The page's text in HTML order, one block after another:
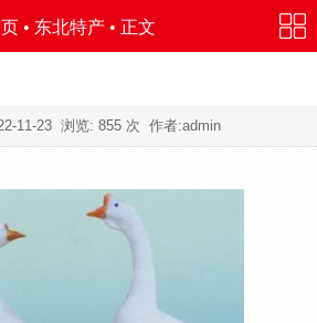
• 东北特产 • 正文
11-23浏览: 855 次 作者:admin